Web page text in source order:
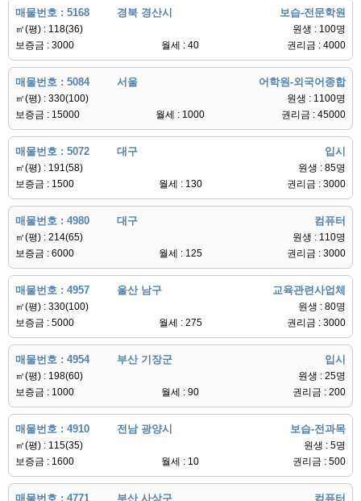
매물번호 : 5168 경북 경산시 보습-전문학원
㎡(평) : 118(36)
원생 : 100명
보증금 : 3000
월세 : 40 권리금 : 4000
매물번호 : 5084 서울 어학원-외국어종합
㎡(평) : 330(100)
원생 : 1100명
보증금 : 15000
월세 : 1000 권리금 : 45000
매물번호 : 5072 대구 입시
㎡(평) : 191(58)
원생 : 85명
보증금 : 1500
월세 : 130 권리금 : 3000
매물번호 : 4980 대구 컴퓨터
㎡(평) : 214(65)
원생 : 110명
보증금 : 6000
월세 : 125 권리금 : 3000
매물번호 : 4957 울산 남구 교육관련사업체
㎡(평) : 330(100)
원생 : 80명
보증금 : 5000
월세 : 275 권리금 : 3000
매물번호 : 4954 부산 기장군 입시
㎡(평) : 198(60)
원생 : 25명
보증금 : 1000
월세 : 90 권리금 : 200
매물번호 : 4910 전남 광양시 보습-전과목
㎡(평) : 115(35)
원생 : 5명
보증금 : 1600
월세 : 10 권리금 : 500
매물번호 : 4771 부산 사상구 컴퓨터